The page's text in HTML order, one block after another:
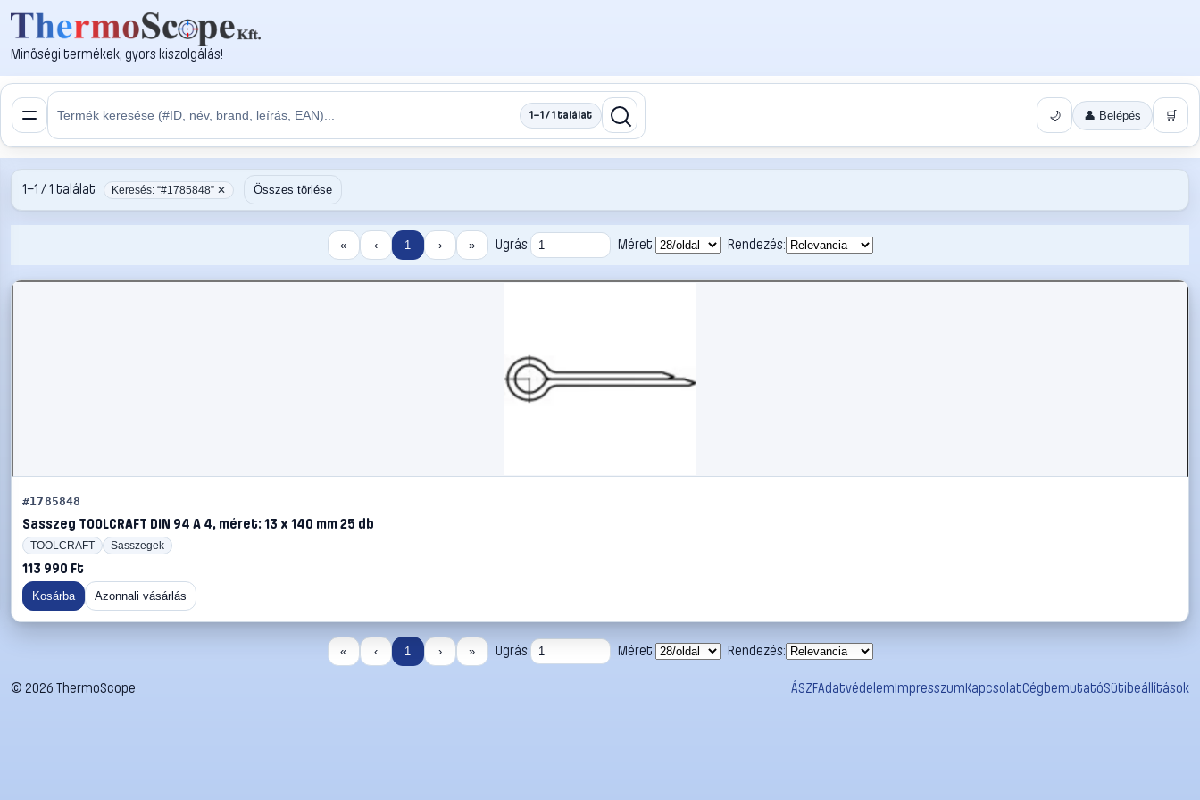
Minőségi termékek, gyors kiszolgálás!
1–1 / 1 találat 🌙 👤 Belépés 🛒
1–1 / 1 találat Keresés: “#1785848” ✕ Összes törlése
« ‹ 1 › » Ugrás: Méret: Rendezés:
#1785848
Sasszeg TOOLCRAFT DIN 94 A 4, méret: 13 x 140 mm 25 db
TOOLCRAFT Sasszegek
113 990 Ft
Kosárba Azonnali vásárlás
« ‹ 1 › » Ugrás: Méret: Rendezés:
© 2026 ThermoScope ÁSZFAdatvédelemImpresszumKapcsolatCégbemutatóSütibeállítások